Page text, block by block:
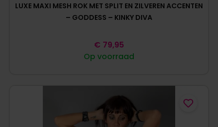
LUXE MAXI MESH ROK MET SPLIT EN ZILVEREN ACCENTEN
– GODDESS – KINKY DIVA
Op voorraad
€ 79,95